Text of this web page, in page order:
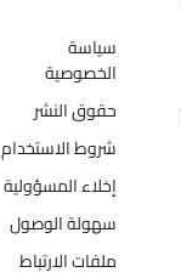
سياسة
الخصوصية
حقوق النشر
شروط الاستخدام
إخلاء المسؤولية
سهولة الوصول
ملفات الارتباط